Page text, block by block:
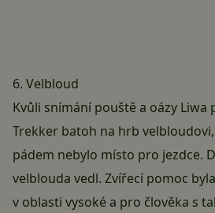
6. Velbloud
Kvůli snímání pouště a oázy Liwa
Trekker batoh na hrb
pádem nebylo místo pro jezdce.
velblouda vedl. Zvířecí pomoc
v oblasti vysoké a pro člověka s